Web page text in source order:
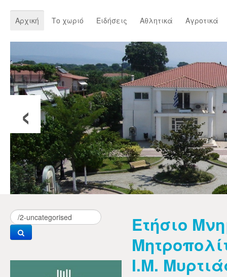
Αρχική Το χωριό Ειδήσεις Αθλητικά Αγροτικά
‹
Ετήσιο
Ι.Μ.